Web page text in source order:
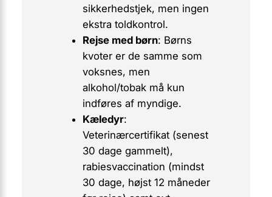
sikkerhedstjek, men ingen
ekstra toldkontrol.
Rejse med børn: Børns
kvoter er de samme som
voksnes, men
alkohol/tobak må kun
indføres af myndige.
Kæledyr:
Veterinærcertifikat (senest
30 dage gammelt),
rabiesvaccination (mindst
30 dage, højst 12 måneder